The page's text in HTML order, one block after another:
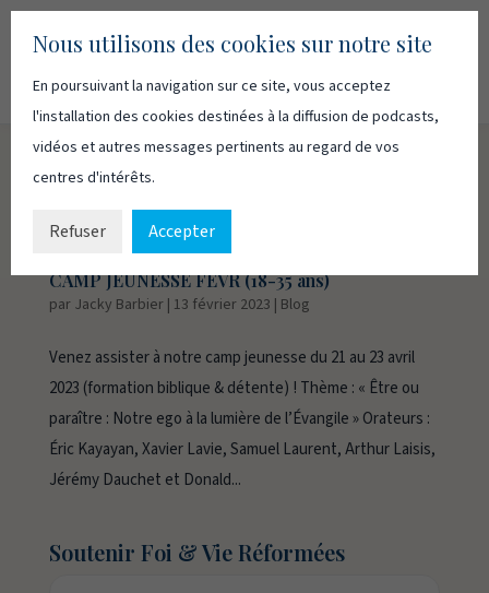
CAMP JEUNESSE FEVR (18-35 ans)
par Jacky Barbier| 13 février 2023 | Blog
Venez assister à notre camp jeunesse du 21 au 23 avril
2023 (formation biblique & détente) ! Thème : « Être ou
paraître : Notre ego à la lumière de l’Évangile » Orateurs :
Éric Kayayan, Xavier Lavie, Samuel Laurent, Arthur Laisis,
Jérémy Dauchet et Donald...
Soutenir Foi & Vie Réformées
Nous utilisons des cookies sur notre site
En poursuivant la navigation sur ce site, vous acceptez
l'installation des cookies destinées à la diffusion de podcasts,
vidéos et autres messages pertinents au regard de vos
centres d'intérêts.
Refuser Accepter